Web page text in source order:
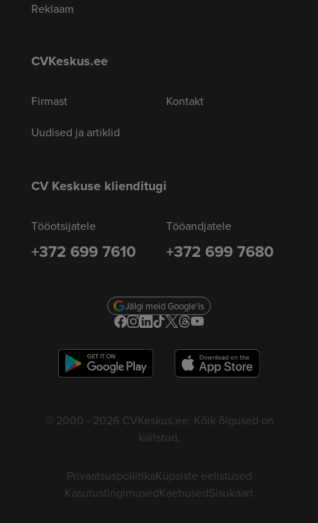
Reklaam
CVKeskus.ee
Firmast
Uudised ja artiklid
Kontakt
CV Keskuse klienditugi
Tööotsijatele
+372 699 7610
Tööandjatele
+372 699 7680
Jälgi meid Google'is
© 2000 - 2026 CVKeskus.ee. Kõik õigused on
kaitstud.
PrivaatsuspoliitikaKüpsiste eelistused
KasutustingimusedKaebusedSisukaart